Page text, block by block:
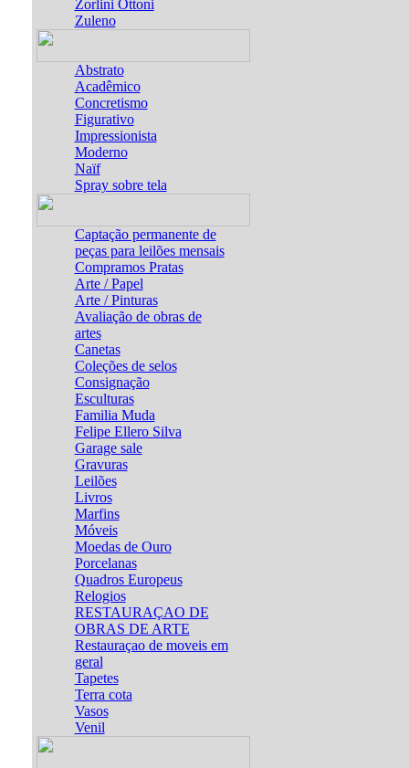
Zorlini Ottoni
Zuleno
Abstrato
Acadêmico
Concretismo
Figurativo
Impressionista
Moderno
Naïf
Spray sobre tela
Captação permanente de
peças para leilões mensais
Compramos Pratas
Arte / Papel
Arte / Pinturas
Avaliação de obras de
artes
Canetas
Coleções de selos
Consignação
Esculturas
Familia Muda
Felipe Ellero Silva
Garage sale
Gravuras
Leilões
Livros
Marfins
Móveis
Moedas de Ouro
Porcelanas
Quadros Europeus
Relogios
RESTAURAÇAO DE
OBRAS DE ARTE
Restauraçao de moveis em
geral
Tapetes
Terra cota
Vasos
Venil